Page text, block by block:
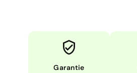
Garantie